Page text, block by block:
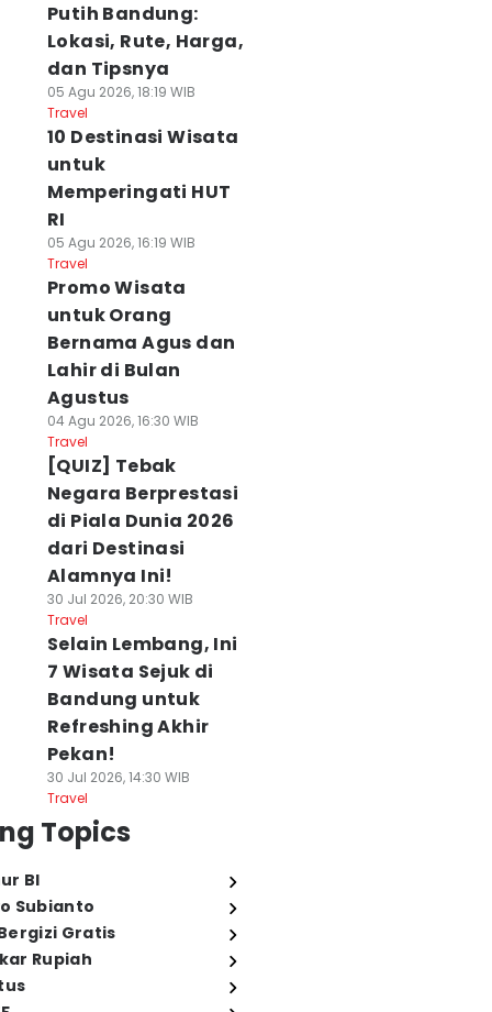
Putih Bandung:
Lokasi, Rute, Harga,
dan Tipsnya
05 Agu 2026, 18:19 WIB
Travel
10 Destinasi Wisata
untuk
Memperingati HUT
RI
05 Agu 2026, 16:19 WIB
Travel
Promo Wisata
untuk Orang
Bernama Agus dan
Lahir di Bulan
Agustus
04 Agu 2026, 16:30 WIB
Travel
[QUIZ] Tebak
Negara Berprestasi
di Piala Dunia 2026
dari Destinasi
Alamnya Ini!
30 Jul 2026, 20:30 WIB
Travel
Selain Lembang, Ini
7 Wisata Sejuk di
Bandung untuk
Refreshing Akhir
Pekan!
30 Jul 2026, 14:30 WIB
Travel
Topics
BI
Subianto
Gratis
Rupiah